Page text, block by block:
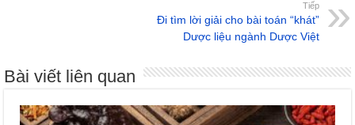
Tiếp
Đi tìm lời giải cho bài toán “khát”
Dược liệu ngành Dược Việt
Bài viết liên quan